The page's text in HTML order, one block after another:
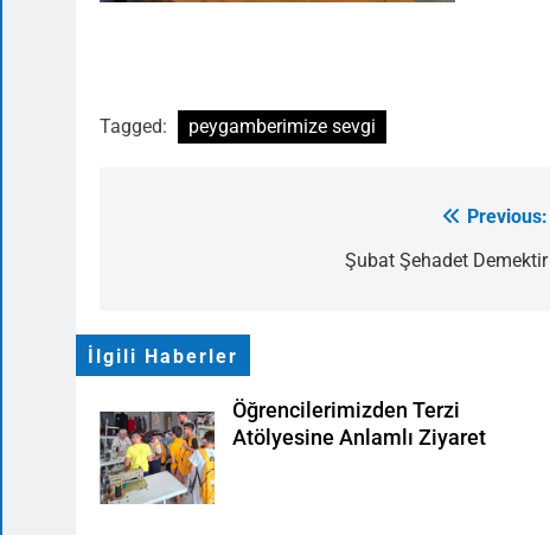
Tagged: peygamberimize sevgi
Previous:
Şubat Şehadet Demektir
İlgili Haberler
Öğrencilerimizden Terzi
Atölyesine Anlamlı Ziyaret